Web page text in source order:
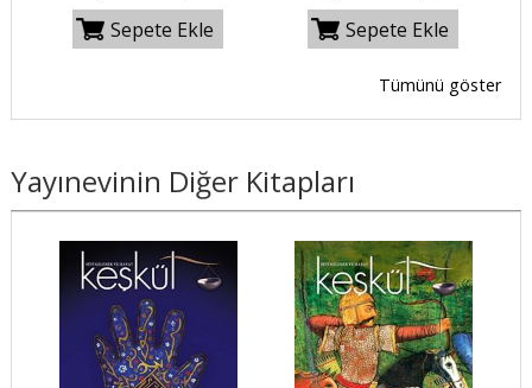
Sepete Ekle
Sepete Ekle
Tümünü göster
Yayınevinin Diğer Kitapları